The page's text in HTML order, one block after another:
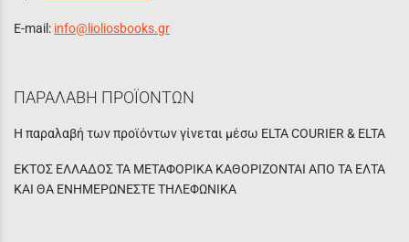
E-mail: info@lioliosbooks.gr
ΠΑΡΑΛΑΒΗ ΠΡΟΪΟΝΤΩΝ
Η παραλαβή των προϊόντων γίνεται μέσω ELTA COURIER & ELTA
ΕΚΤΟΣ ΕΛΛΑΔΟΣ ΤΑ ΜΕΤΑΦΟΡΙΚΑ ΚΑΘΟΡΙΖΟΝΤΑΙ ΑΠΟ ΤΑ ΕΛΤΑ
ΚΑΙ ΘΑ ΕΝΗΜΕΡΩΝΕΣΤΕ ΤΗΛΕΦΩΝΙΚΑ